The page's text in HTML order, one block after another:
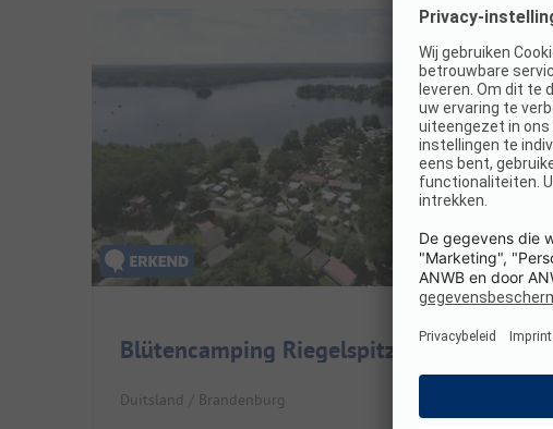
Blütencamping Riegelspitze
Duitsland / Brandenburg